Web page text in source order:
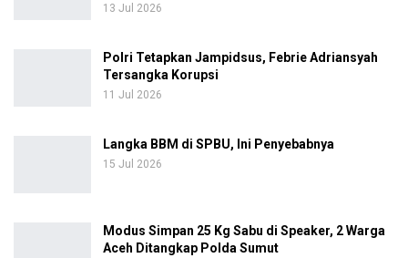
13 Jul 2026
Polri Tetapkan Jampidsus, Febrie Adriansyah
Tersangka Korupsi
11 Jul 2026
Langka BBM di SPBU, Ini Penyebabnya
15 Jul 2026
Modus Simpan 25 Kg Sabu di Speaker, 2 Warga
Aceh Ditangkap Polda Sumut